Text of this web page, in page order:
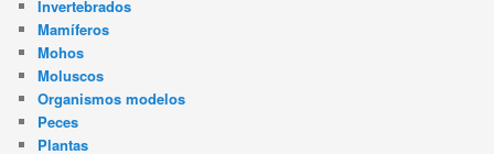
Invertebrados
Mamíferos
Mohos
Moluscos
Organismos modelos
Peces
Plantas